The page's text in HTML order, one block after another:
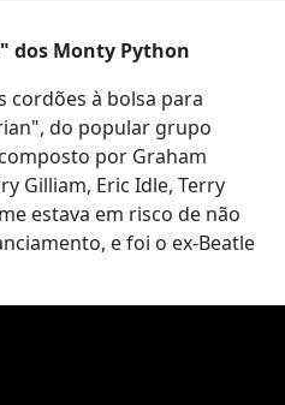
dos Monty Python
cordões à bolsa para
do popular grupo
por Graham
Gilliam, Eric Idle, Terry
estava em risco de não
e foi o ex-Beatle